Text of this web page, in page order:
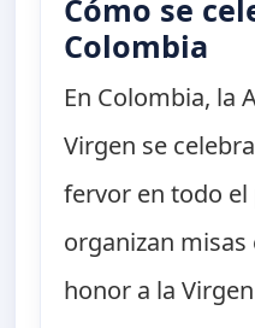
Cómo se
Colombia
En Colombia, la
Virgen se
fervor en todo el
organizan misas
honor a la